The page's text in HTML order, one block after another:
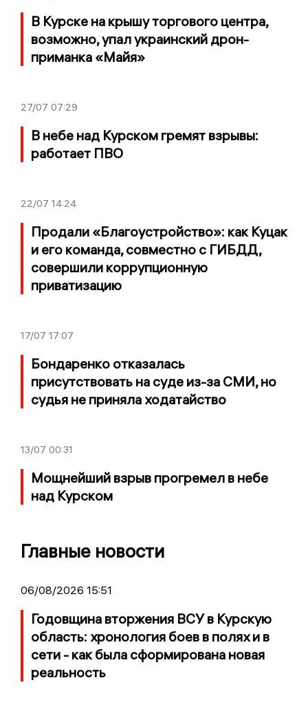
В Курске на крышу торгового центра,
возможно, упал украинский дрон-
приманка «Майя»
27/07 07:29
В небе над Курском гремят взрывы:
работает ПВО
22/07 14:24
Продали «Благоустройство»: как Куцак
и его команда, совместно с ГИБДД,
совершили коррупционную
приватизацию
17/07 17:07
Бондаренко отказалась
присутствовать на суде из-за СМИ, но
судья не приняла ходатайство
13/07 00:31
Мощнейший взрыв прогремел в небе
над Курском
Главные новости
06/08/2026 15:51
Годовщина вторжения ВСУ в Курскую
область: хронология боев в полях и в
сети - как была сформирована новая
реальность